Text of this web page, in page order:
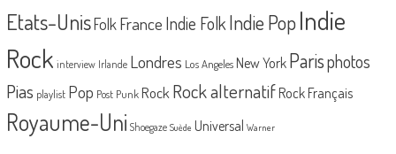
Etats-UnisFolk France Indie Folk Indie PopIndie
Rock interview Irlande Londres Los Angeles New York Parisphotos
Pias playlist Pop Post Punk Rock Rock alternatif Rock Français
Royaume-Uni Shoegaze Suède Universal Warner